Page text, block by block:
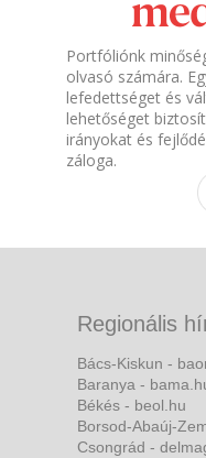
Portfóliónk
olvasó számára.
lefedettséget és
lehetőséget
irányokat és
záloga.
Regionális
Bács-Kiskun -
Baranya -
Békés - beol.hu
Borsod-Abaúj-
Csongrád -